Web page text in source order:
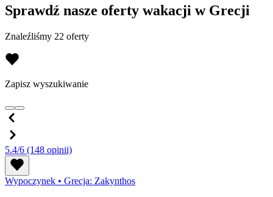
Sprawdź nasze oferty wakacji w Grecji
Znaleźliśmy 22 oferty
Zapisz wyszukiwanie
5.4/6 (148 opinii)
Wypoczynek • Grecja: Zakynthos